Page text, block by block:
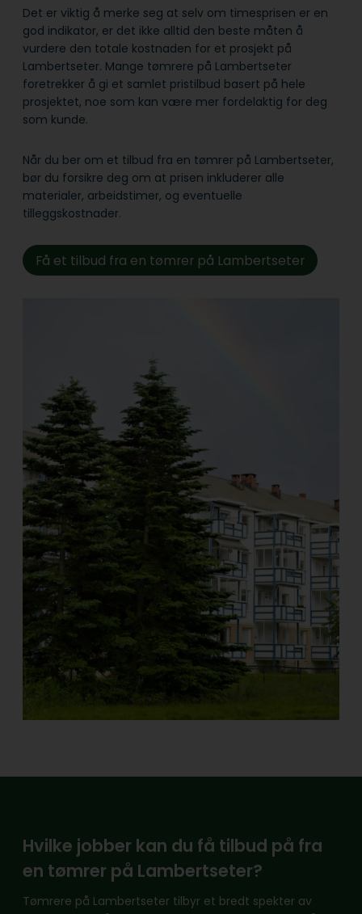
Det er viktig å merke seg at selv om timesprisen er en
god indikator, er det ikke alltid den beste måten å
vurdere den totale kostnaden for et prosjekt på
Lambertseter. Mange tømrere på Lambertseter
foretrekker å gi et samlet pristilbud basert på hele
prosjektet, noe som kan være mer fordelaktig for deg
som kunde.
Når du ber om et tilbud fra en tømrer på Lambertseter,
bør du forsikre deg om at prisen inkluderer alle
materialer, arbeidstimer, og eventuelle
tilleggskostnader.
Få et tilbud fra en tømrer på Lambertseter
Hvilke jobber kan du få tilbud på fra
en tømrer på Lambertseter?
Tømrere på Lambertseter tilbyr et bredt spekter av